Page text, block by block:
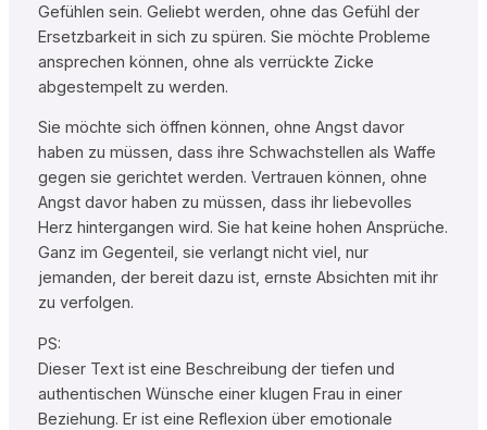
Gefühlen sein. Geliebt werden, ohne das Gefühl der
Ersetzbarkeit in sich zu spüren. Sie möchte Probleme
ansprechen können, ohne als verrückte Zicke
abgestempelt zu werden.
Sie möchte sich öffnen können, ohne Angst davor
haben zu müssen, dass ihre Schwachstellen als Waffe
gegen sie gerichtet werden. Vertrauen können, ohne
Angst davor haben zu müssen, dass ihr liebevolles
Herz hintergangen wird. Sie hat keine hohen Ansprüche.
Ganz im Gegenteil, sie verlangt nicht viel, nur
jemanden, der bereit dazu ist, ernste Absichten mit ihr
zu verfolgen.
PS:
Dieser Text ist eine Beschreibung der tiefen und
authentischen Wünsche einer klugen Frau in einer
Beziehung. Er ist eine Reflexion über emotionale